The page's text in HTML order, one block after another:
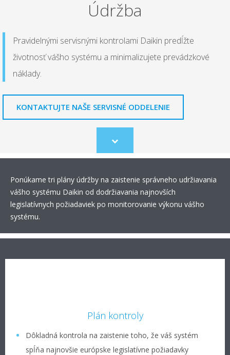
Údržba
Pravidelnými servisnými kontrolami Daikin predĺžte
životnosť vášho systému a minimalizujete prevádzkové
náklady.
KONTAKTUJTE NAŠE SERVISNÉ ODDELENIE
Scroll
to
Ponúkame tri plány údržby na zaistenie správneho udržiavania
vášho systému Daikin od dodržiavania najnovších
legislatívnych požiadaviek po monitorovanie výkonu vášho
systému.
Plán kontroly
Dôkladná kontrola na zaistenie toho, že váš systém
spĺňa najnovšie európske legislatívne požiadavky